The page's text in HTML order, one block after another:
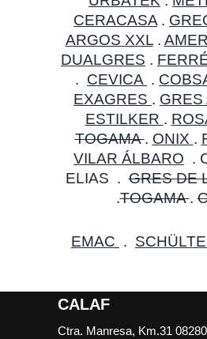
CERACASA .
ARGOS XXL.
DUALGRES .
. CEVICA .
EXAGRES . GRES
ESTILKER .
TOGAMA. ONIX .
VILAR ÁLBARO .
ELIAS .GRES DE
.TOGAMA.
EMAC .
CALAF
Ctra. Manresa, Km.31